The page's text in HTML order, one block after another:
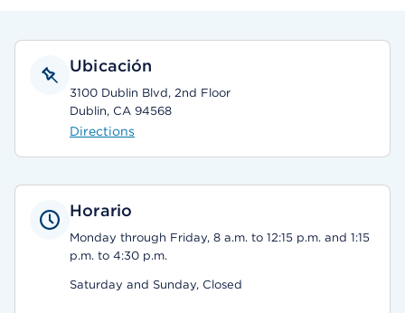
Ubicación
3100 Dublin Blvd, 2nd Floor
Dublin, CA 94568
Directions
Horario
Monday through Friday, 8 a.m. to 12:15 p.m. and 1:15
p.m. to 4:30 p.m.
Saturday and Sunday, Closed